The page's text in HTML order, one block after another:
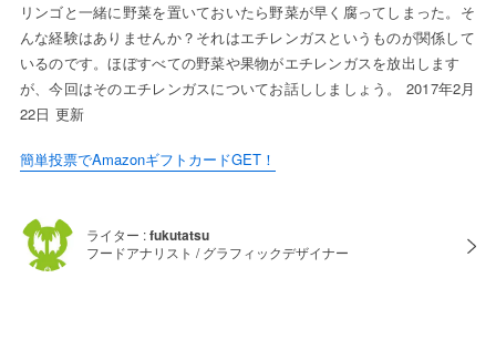
リンゴと一緒に野菜を置いておいたら野菜が早く腐ってしまった。そ
んな経験はありませんか？それはエチレンガスというものが関係して
いるのです。ほぼすべての野菜や果物がエチレンガスを放出します
が、今回はそのエチレンガスについてお話ししましょう。 2017年2月
22日 更新
簡単投票でAmazonギフトカードGET！
ライター :fukutatsu
フードアナリスト / グラフィックデザイナー